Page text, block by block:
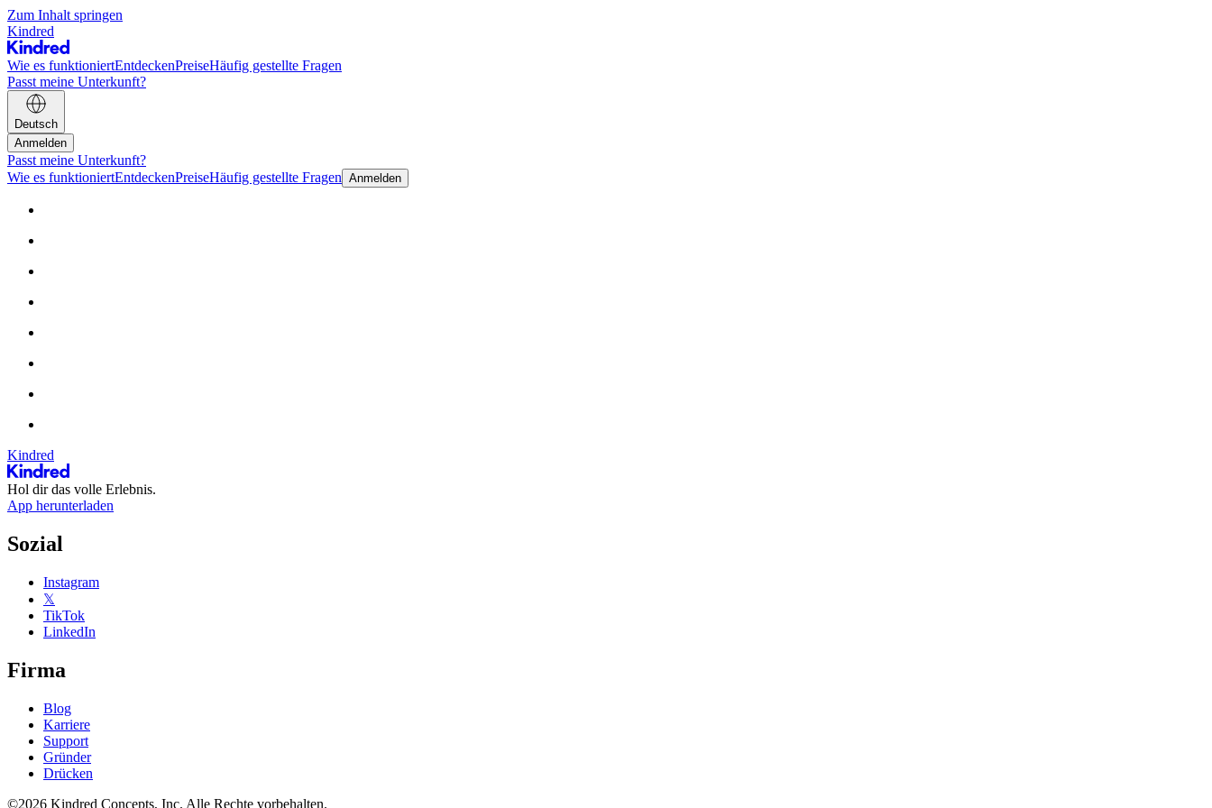
Zum Inhalt springen
Kindred
Wie es funktioniertEntdeckenPreiseHäufig gestellte Fragen
Passt meine Unterkunft?
Deutsch
Anmelden
Passt meine Unterkunft?
Wie es funktioniertEntdeckenPreiseHäufig gestellte Fragen Anmelden
Kindred
Hol dir das volle Erlebnis.
App herunterladen
Sozial
Instagram
𝕏
TikTok
LinkedIn
Firma
Blog
Karriere
Support
Gründer
Drücken
©2026 Kindred Concepts, Inc. Alle Rechte vorbehalten.